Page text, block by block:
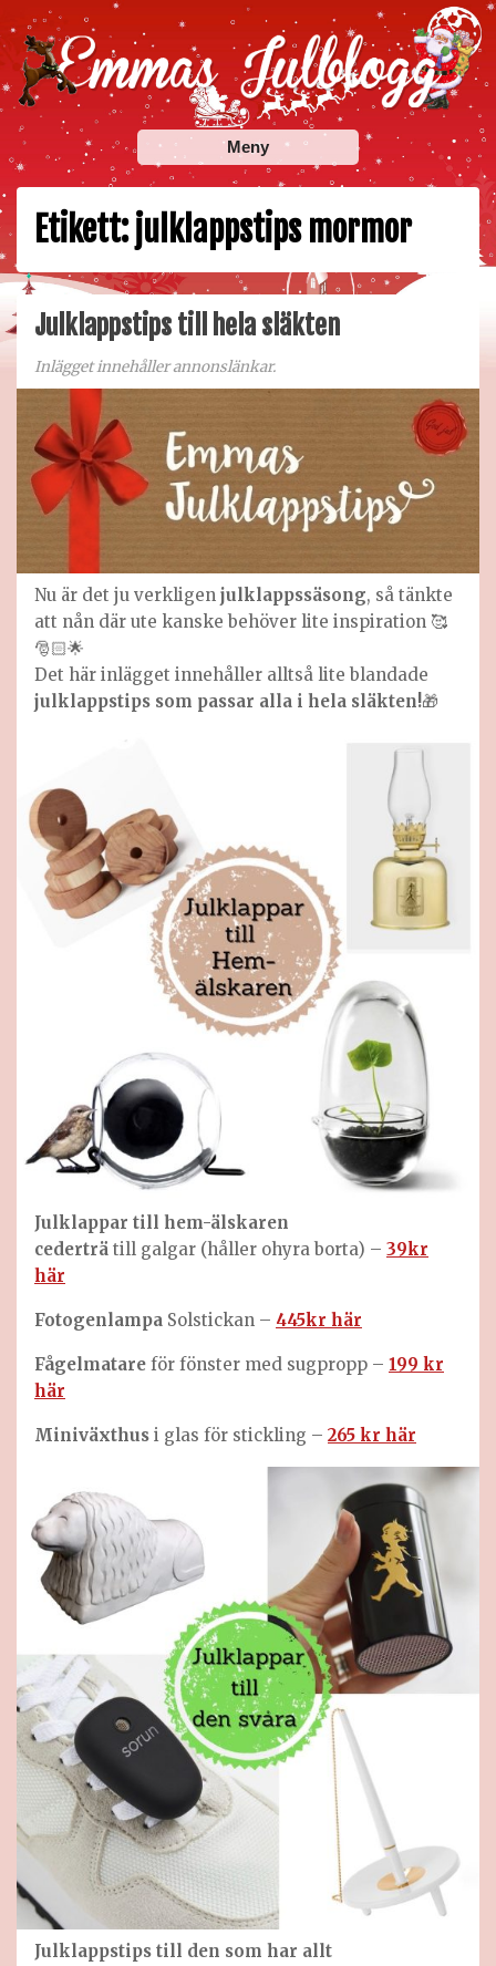
Skip
to
content
Emmas Julblogg
Julbloggar om julnyheter, julklappstips, julkalendrar,
adventskalendrar , julpyssel och julrecept!
Meny
Etikett:julklappstips mormor
Julklappstips till hela släkten
Inlägget innehåller annonslänkar.
Nu är det ju verkligen julklappssäsong, så tänkte
att nån där ute kanske behöver lite inspiration 🥰
🎅🏻🌟
Det här inlägget innehåller alltså lite blandade
julklappstips som passar alla i hela släkten!🎁
Julklappar till hem-älskaren
cederträ till galgar (håller ohyra borta) – 39kr
här
Fotogenlampa Solstickan – 445kr här
Fågelmatare för fönster med sugpropp – 199 kr
här
Miniväxthus i glas för stickling – 265 kr här
Julklappstips till den som har allt